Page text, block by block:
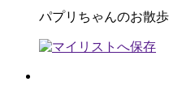
パプリちゃんのお散歩